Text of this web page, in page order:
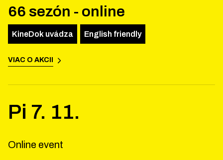
66 sezón - online
KineDok uvádza English friendly
VIAC O AKCII
Pi 7. 11.
Online event